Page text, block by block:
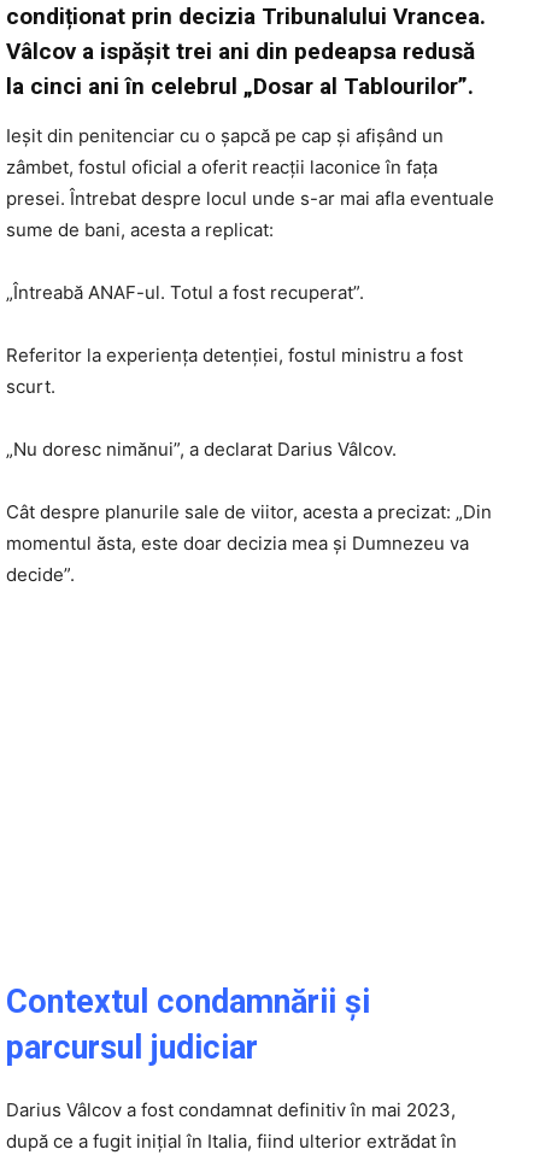
condiționat prin decizia Tribunalului Vrancea.
Vâlcov a ispășit trei ani din pedeapsa redusă
la cinci ani în celebrul „Dosar al Tablourilor”.
Ieșit din penitenciar cu o șapcă pe cap și afișând un
zâmbet, fostul oficial a oferit reacții laconice în fața
presei. Întrebat despre locul unde s-ar mai afla eventuale
sume de bani, acesta a replicat:
„Întreabă ANAF-ul. Totul a fost recuperat”.
Referitor la experiența detenției, fostul ministru a fost
scurt.
„Nu doresc nimănui”, a declarat Darius Vâlcov.
Cât despre planurile sale de viitor, acesta a precizat: „Din
momentul ăsta, este doar decizia mea și Dumnezeu va
decide”.
Contextul condamnării și
parcursul judiciar
Darius Vâlcov a fost condamnat definitiv în mai 2023,
după ce a fugit inițial în Italia, fiind ulterior extrădat în